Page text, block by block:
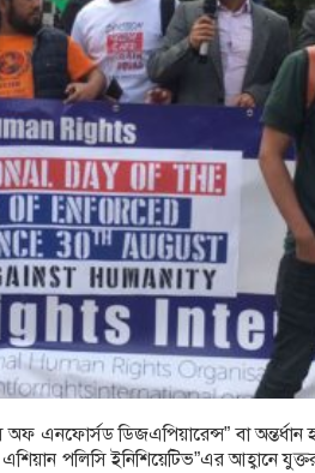
এনফোর্সড ডিজএপিয়ারেন্স” বা অন্তর্ধান
পলিসি ইনিশিয়েটিভ”এর আহ্বানে